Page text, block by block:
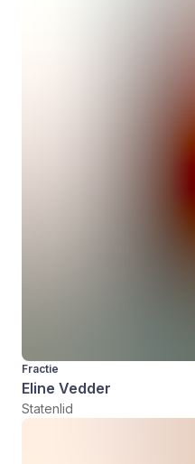
Fractie
Eline Vedder
Statenlid